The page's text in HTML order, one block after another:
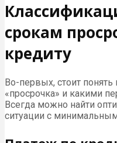
срокам
кредиту
Во-первых, стоит понять
«просрочка» и какими
Всегда можно найти
ситуации с